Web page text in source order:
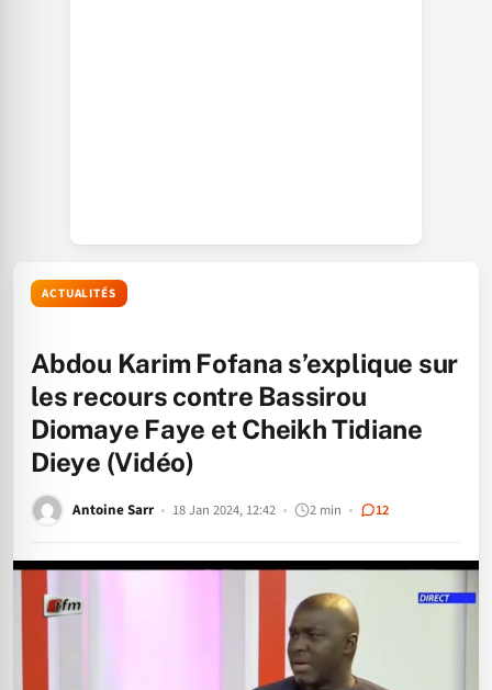
ACTUALITÉS
Abdou Karim Fofana s’explique sur
les recours contre Bassirou
Diomaye Faye et Cheikh Tidiane
Dieye (Vidéo)
Antoine Sarr 18 Jan 2024, 12:42 2 min 12